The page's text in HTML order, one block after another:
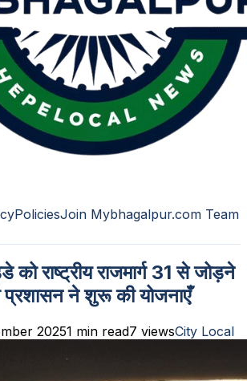
PoliciesJoin Mybhagalpur.com Team
को राष्ट्रीय राजमार्ग 31 से जोड़ने
प्रशासन ने शुरू की योजनाएँ
20251 min read7 viewsCity Local